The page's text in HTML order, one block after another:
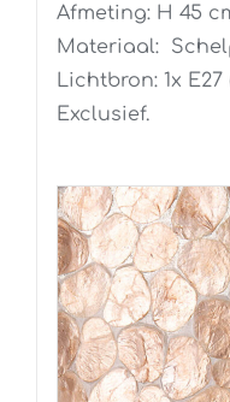
Afmeting: H 45
Materiaal:
Lichtbron: 1x
Exclusief.